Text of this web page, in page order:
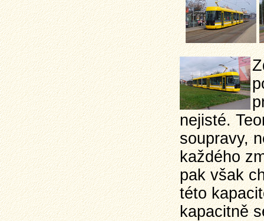
nejisté.
soupravy,
každého
pak však
této
kapacitně